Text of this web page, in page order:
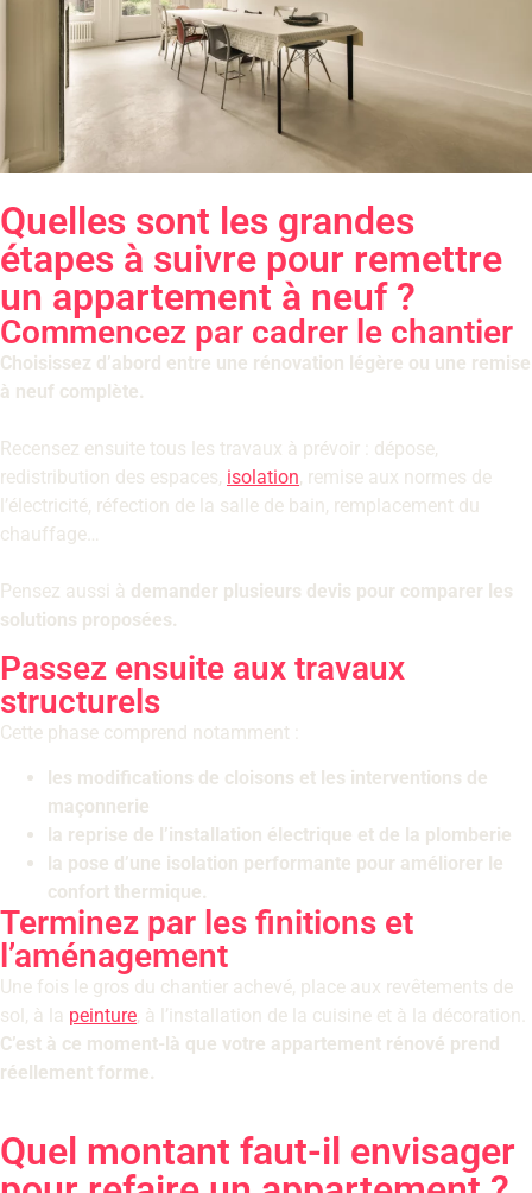
Quelles sont les grandes
étapes à suivre pour remettre
un appartement à neuf ?
Commencez par cadrer le chantier
Choisissez d’abord entre une rénovation légère ou une remise
à neuf complète.
Recensez ensuite tous les travaux à prévoir : dépose,
redistribution des espaces, isolation, remise aux normes de
l’électricité, réfection de la salle de bain, remplacement du
chauffage…
Pensez aussi à demander plusieurs devis pour comparer les
solutions proposées.
Passez ensuite aux travaux
structurels
Cette phase comprend notamment :
les modifications de cloisons et les interventions de
maçonnerie
la reprise de l’installation électrique et de la plomberie
la pose d’une isolation performante pour améliorer le
confort thermique.
Terminez par les finitions et
l’aménagement
Une fois le gros du chantier achevé, place aux revêtements de
sol, à la peinture, à l’installation de la cuisine et à la décoration.
C’est à ce moment-là que votre appartement rénové prend
réellement forme.
Quel montant faut-il envisager